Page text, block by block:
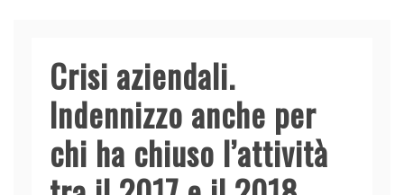
Crisi aziendali.
Indennizzo anche per
chi ha chiuso l’attività